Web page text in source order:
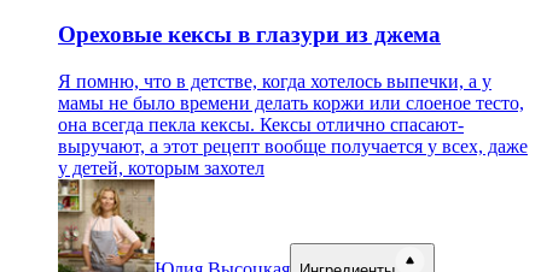
Ореховые кексы в глазури из джема
Я помню, что в детстве, когда хотелось выпечки, а у
мамы не было времени делать коржи или слоеное тесто,
она всегда пекла кексы. Кексы отлично спасают-
выручают, а этот рецепт вообще получается у всех, даже
у детей, которым захотел